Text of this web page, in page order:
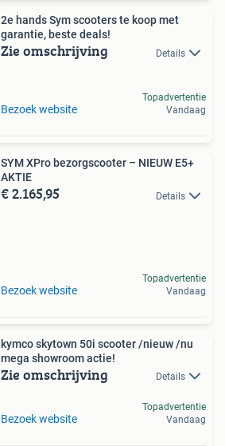
2e hands Sym scooters te koop met
garantie, beste deals!
Zie omschrijving Details
Bezoek website
Topadvertentie
Vandaag
SYM XPro bezorgscooter – NIEUW E5+
AKTIE
€ 2.165,95 Details
Bezoek website
Topadvertentie
Vandaag
kymco skytown 50i scooter /nieuw /nu
mega showroom actie!
Zie omschrijving Details
Bezoek website
Topadvertentie
Vandaag